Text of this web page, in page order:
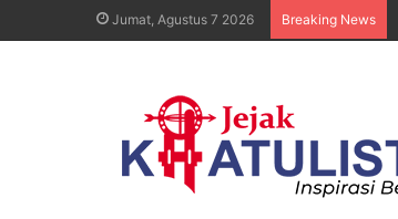
Jumat, Agustus 7 2026 Breaking News